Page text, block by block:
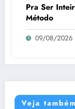
Pra Ser
Método
09/08/2026
Veja